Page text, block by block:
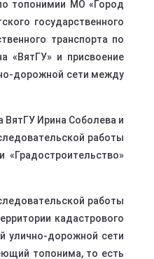
топонимии МО «Город
государственного
транспорта по
«ВятГУ» и присвоение
дорожной сети между
Ирина Соболева и
работы
«Градостроительство»
работы
кадастрового
улично-дорожной сети
топонима, то есть